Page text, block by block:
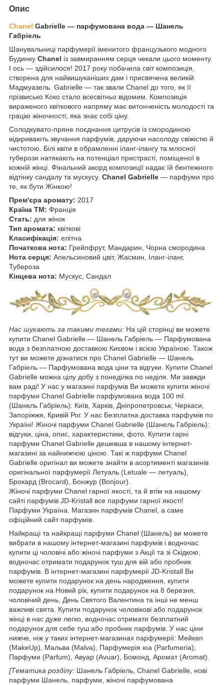
Опис
Chanel Gabrielle — парфумована вода ― Шанель
Габріель
Шанувальниці парфумерії іменитого французького модного
Будинку Chanel із завмиранням серця чекали цього моменту.
І ось — здійсилося! 2017 року побачила світ композиція,
створена для найвишуканіших дам і присвячена великій
Мадмуазель. Gabrielle — так звали Chanel до того, як її
прізвисько Коко стало всесвітньо відомим. Композиція
вираженого квіткового напряму має витонченість молодості та
грацію жіночності, яка знає собі ціну.
Солодкувато-пряне поєднання цитрусів із смородиною
відкривають звучання парфумів, даруючи насолоду свіжістю й
чистотою. Білі квіти в обрамленні іланг-ілангу та млосної
туберози натякають на потенціал пристрасті, поміщеної в
кожній жінці. Фінальний акорд композиції надає їй бентежного
відтінку сандалу та мускусу. Chanel Gabrielle — парфуми про
те, як бути Жінкою!
Прем'єра аромату: 2017
Країна ТМ: Франція
Стать: для жінок
Тип аромата: квіткові
Класифікація: елітна
Початкова нота: Грейпфрут, Мандарин, Чорна смородина
Нота серця: Апельсиновий цвіт, Жасмин, Іланг-іланг,
Тубероза
Кінцева нота: Мускус, Сандал
Нас шукають за такими тегами: На цій сторінці ви можете
купити Chanel Gabrielle ― Шанель Габріель — Парфумована
вода з безплатною доставкою Києвом і всією Україною. Також
тут ви можете дізнатися про Chanel Gabrielle ― Шанель
Габріель — Парфумована вода ціни та відгуки. Купити Chanel
Gabrielle можна цілу добу з понеділка по неділя. Ми завжди
вам раді! У нас у магазині парфумів Ви можете купити жіночі
парфуми Chanel Gabrielle парфумована вода 100 ml.
(Шанель Габріель): Київ, Харків, Дніпропетровськ, Черкаси,
Запоріжжя, Кривій Рог. У нас Безплатна доставка парфумів по
Україні! Жіночі парфуми Chanel Gabrielle (Шанель Габріель):
відгуки, ціна, опис, характеристики, фото. Купити гарні
парфуми Chanel Gabrielle дешевша в нашому інтернет-
магазині за найнижчою ціною. Такі ж парфуми Chanel
Gabrielle оригінал ви можете знайти в асортименті магазинів
оригінальної парфумерії Летуаль (Letuale — летуаль),
Брокард (Brocard), Бонжур (Bonjour).
Жіночі парфуми Chanel гарної якості, та й втім на нашому
сайті парфумів JD-Kristall все парфуми гарної якості!
Парфуми Україна. Магазин парфумів Chanel, а саме
офіційний сайт парфумів.
Найкращі та найкращі парфуми Chanel (Шанель) ви можете
вибрати в нашому інтернет-магазині парфумів і водночас
купити ці чоловічі або жіночі парфуми з Акції та зі Скідкою,
водночас отримати подарунок туш для вій або пробник
парфумів. В інтернет-магазині парфумерії JD-Kristall Ви
можете купити подарунок на день народження, купити
подарунок на Новий рік, купити подарунок на 8 березня,
чоловічий день, День Святого Валентина та інші не менш
важливі свята. Купити подарунок чоловікові або подарунок
жінці в нас дуже легко, водночас отримати безплатний
подарунок для себе туш або пробник парфумів. У нас ціни
нижче, ніж у таких інтернет-магазинах парфумерії: Мейкап
(MakeUp), Мальва (Malva), Парфумерія юа (Parfumeria),
Парфуми (Parfum), Авуар (Avuar), Бомонд, Аромат (Aromat).
[Тематика розділу: Шанель Габріель, Chanel Gabrielle, нові
парфуми Шанель, парфуми, жіночі парфумована